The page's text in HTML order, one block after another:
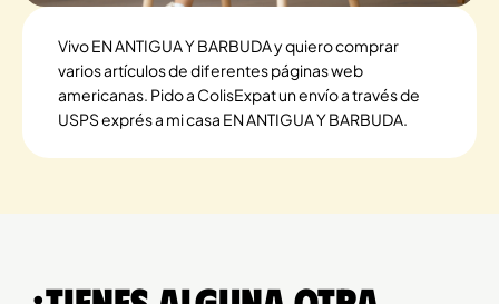
Vivo EN ANTIGUA Y BARBUDA y quiero comprar
varios artículos de diferentes páginas web
americanas. Pido a ColisExpat un envío a través de
USPS exprés a mi casa EN ANTIGUA Y BARBUDA.